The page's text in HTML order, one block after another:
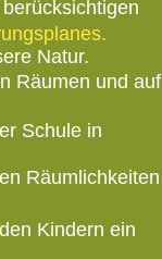
Natur.
Räumen und auf
Schule in
Räumlichkeiten
Kindern ein